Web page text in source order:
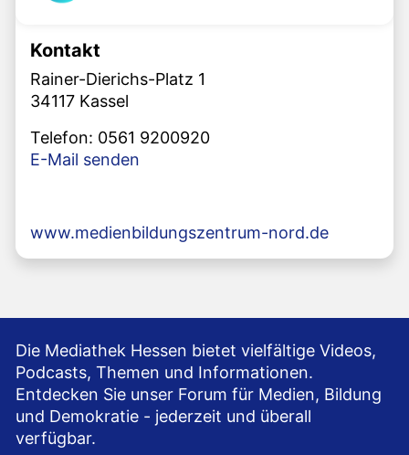
Kontakt
Rainer-Dierichs-Platz 1
34117 Kassel
Telefon: 0561 9200920
E-Mail senden
www.medienbildungszentrum-nord.de
Die Mediathek Hessen bietet vielfältige Videos,
Podcasts, Themen und Informationen.
Entdecken Sie unser Forum für Medien, Bildung
und Demokratie - jederzeit und überall
verfügbar.